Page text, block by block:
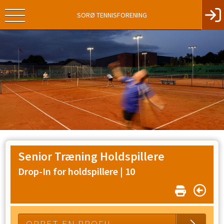
SORØ TENNISFORENING
Senior Træning Holdspillere
Drop-In for holdspillere | 10